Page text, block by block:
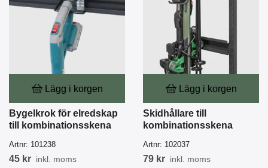
Lägg i korgen
Bygelkrok för elredskap
till kombinationsskena
Artnr: 101238
45 kr inkl. moms
Lägg i korgen
Skidhållare till
kombinationsskena
Artnr: 102037
79 kr inkl. moms